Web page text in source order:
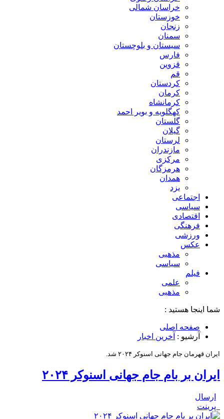
خراسان شمالی
خوزستان
زنجان
سمنان
سیستان و بلوچستان
فارس
قزوین
قم
کردستان
کرمان
کرمانشاه
کهگلویه و بویر احمد
گلستان
گیلان
لرستان
مازندران
مرکزی
هرمزگان
همدان
یزد
اجتماعی
سیاسی
اقتصادی
فرهنگی
ورزشی
عکس
مذهبی
سیاسی
فیلم
علمی
مذهبی
شما اینجا هستید :
صفحه اصلی
آرشیو : آخرین اخبار
ایران قهرمان جام جهانی اسنوکر ۲۰۲۴ شد.
ایران بر بام جام جهانی اسنوکر ۲۰۲۴
ارسال
پرینت